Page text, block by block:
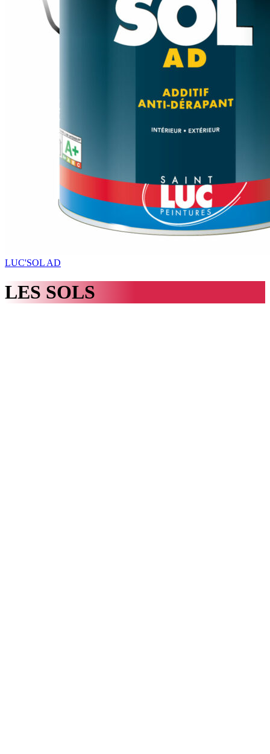
LUC'SOL AD
LES SOLS